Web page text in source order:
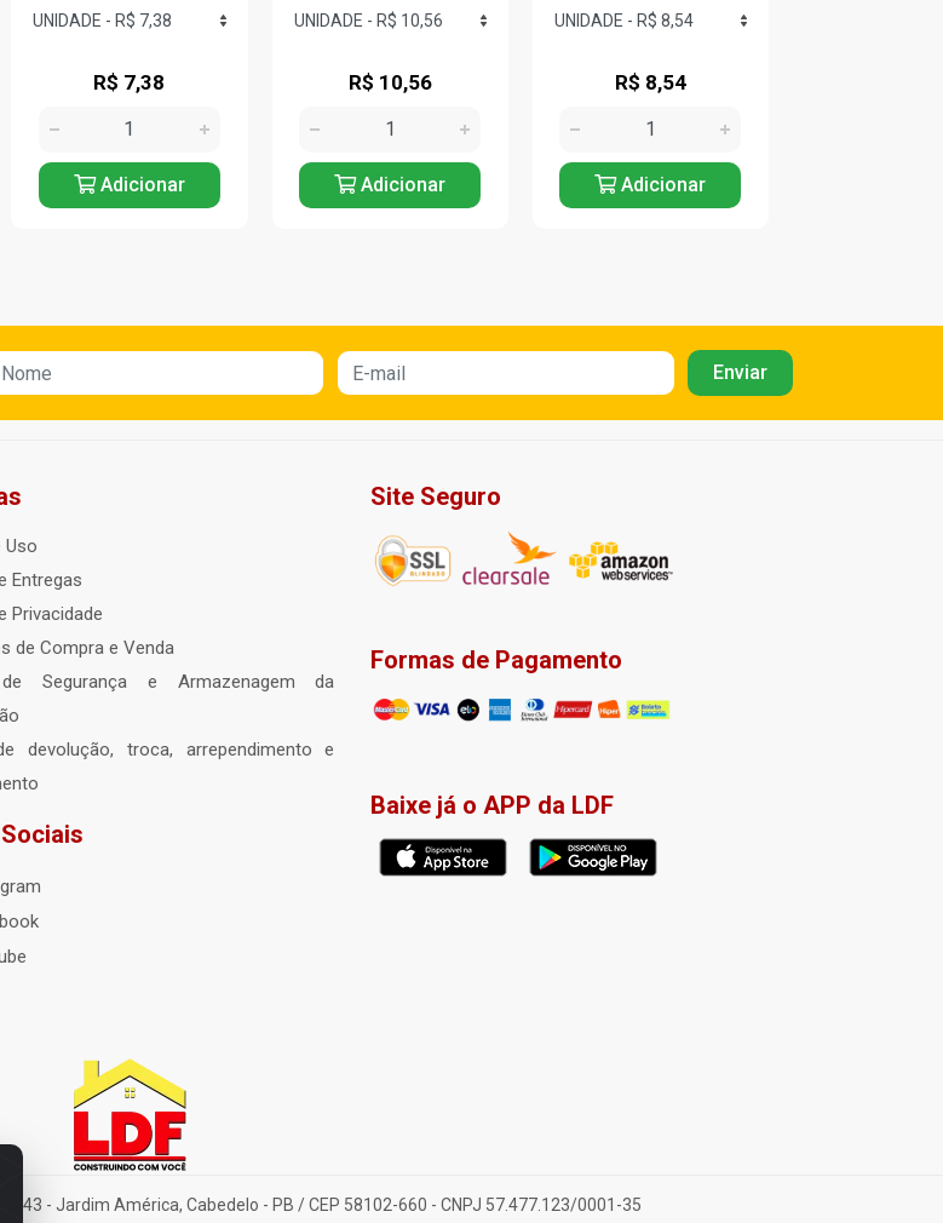
R$ 7,38
Adicionar
R$ 10,56
Adicionar
R$ 8,54
Adicionar
Uso
Entregas
Privacidade
de Compra e Venda
Segurança e Armazenagem da
devolução, troca, arrependimento e
Site Seguro
Formas de Pagamento
Baixe já o APP da LDF
- Jardim América, Cabedelo - PB / CEP 58102-660 - CNPJ 57.477.123/0001-35